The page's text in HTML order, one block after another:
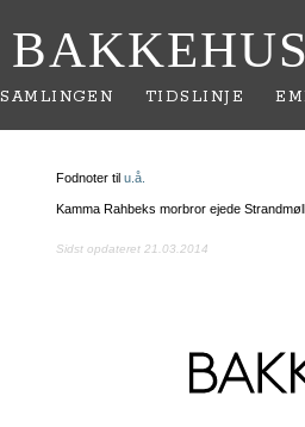
SAMLINGEN TIDSLINJE
Fodnoter til u.å.
Kamma Rahbeks morbror ejede
Sidst opdateret 21.03.2014